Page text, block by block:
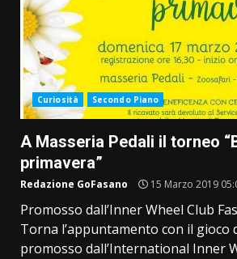
Curiosità Secondo Piano
A Masseria Pedali il torneo
primavera”
Redazione GoFasano 15 Marzo 2019
Promosso dall’Inner Wheel Club
Torna l’appuntamento con il gioco
promosso dall’International Inner